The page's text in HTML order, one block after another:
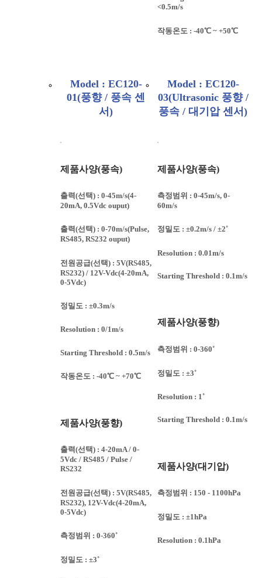
<0.5m/s
작동온도 : -40℃ ~ +50℃
Model : EC120-
01(풍향 / 풍속 센
서)
제품사양(풍속)
출력(선택) : 0-45m/s(4-
20mA, 0.5Vdc ouput)
출력(선택) : 0-70m/s(Pulse,
RS485, RS232 ouput)
전원공급(선택) : 5V(RS485,
RS232) / 12V-Vdc(4-20mA,
0-5Vdc)
정밀도 : ±0.3m/s
Resolution : 0/1m/s
Starting Threshold : 0.5m/s
작동온도 : -40℃ ~ +70℃
제품사양(풍향)
출력(선택) : 4-20mA / 0-
5Vdc / RS485 / Pulse /
RS232
전원공급(선택) : 5V(RS485,
RS232), 12V-Vdc(4-20mA,
0-5Vdc)
측정범위 : 0-360˚
정밀도 : ±3˚
Model : EC120-
03(Ultrasonic 풍향 /
풍속 / 대기압 센서)
제품사양(풍속)
측정범위 : 0-45m/s, 0-
60m/s
정밀도 : ±0.2m/s / ±2˚
Resolution : 0.01m/s
Starting Threshold : 0.1m/s
제품사양(풍향)
측정범위 : 0-360˚
정밀도 : ±3˚
Resolution : 1˚
Starting Threshold : 0.1m/s
제품사양(대기압)
측정범위 : 150 - 1100hPa
정밀도 : ±1hPa
Resolution : 0.1hPa